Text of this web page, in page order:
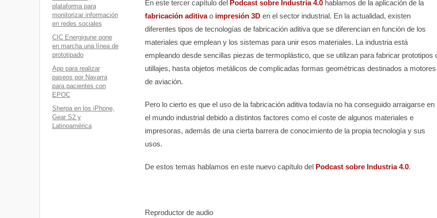
plataforma para
monitorizar información
en redes sociales
CIC Energigune pone
en marcha una línea de
prototipado
App para realizar
paseos por Navarra
para pacientes con
EPOC
Sherpa en los iPhone,
Gear S2 y
Latinoamérica
En este tercer capítulo del Podcast sobre Industria 4.0hablamos de la aplicación de la
fabricación aditivao impresión 3Den el sector industrial. En la actualidad, existen
diferentes tipos de tecnologías de fabricación aditiva que se diferencian en función de los
materiales que emplean y los sistemas para unir esos materiales. La industria está
empleando desde sencillas piezas de termoplástico, que se utilizan para fabricar prototipos
utillajes, hasta objetos metálicos de complicadas formas geométricas destinados a motores
de aviación.
Pero lo cierto es que el uso de la fabricación aditiva todavía no ha conseguido arraigarse en
el mundo industrial debido a distintos factores como el coste de algunos materiales e
impresoras, además de una cierta barrera de conocimiento de la propia tecnología y sus
usos.
De estos temas hablamos en este nuevo capítulo del Podcast sobre Industria 4.0.
Reproductor de audio